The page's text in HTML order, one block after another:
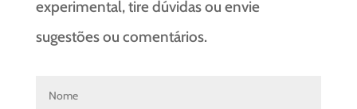
experimental, tire dúvidas ou envie
sugestões ou comentários.